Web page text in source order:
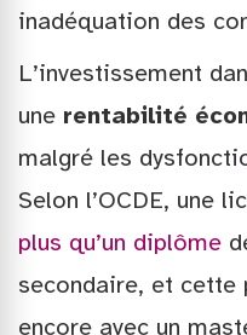
inadéquation des
L’investissement
une rentabilité
malgré les
Selon l’OCDE, une
plus qu’un diplôme
secondaire, et cette
encore avec un